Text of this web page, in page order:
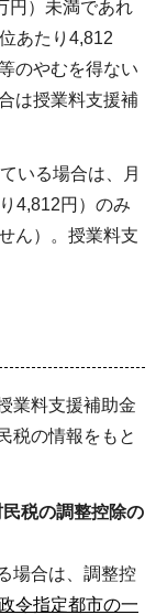
円）未満であれ
あたり4,812
のやむを得ない
は授業料⽀援補
いる場合は、月
4,812円）のみ
ん）。授業料支
業料支援補助金
税の情報をもと
税の調整控除の
場合は、調整控
令指定都市の一